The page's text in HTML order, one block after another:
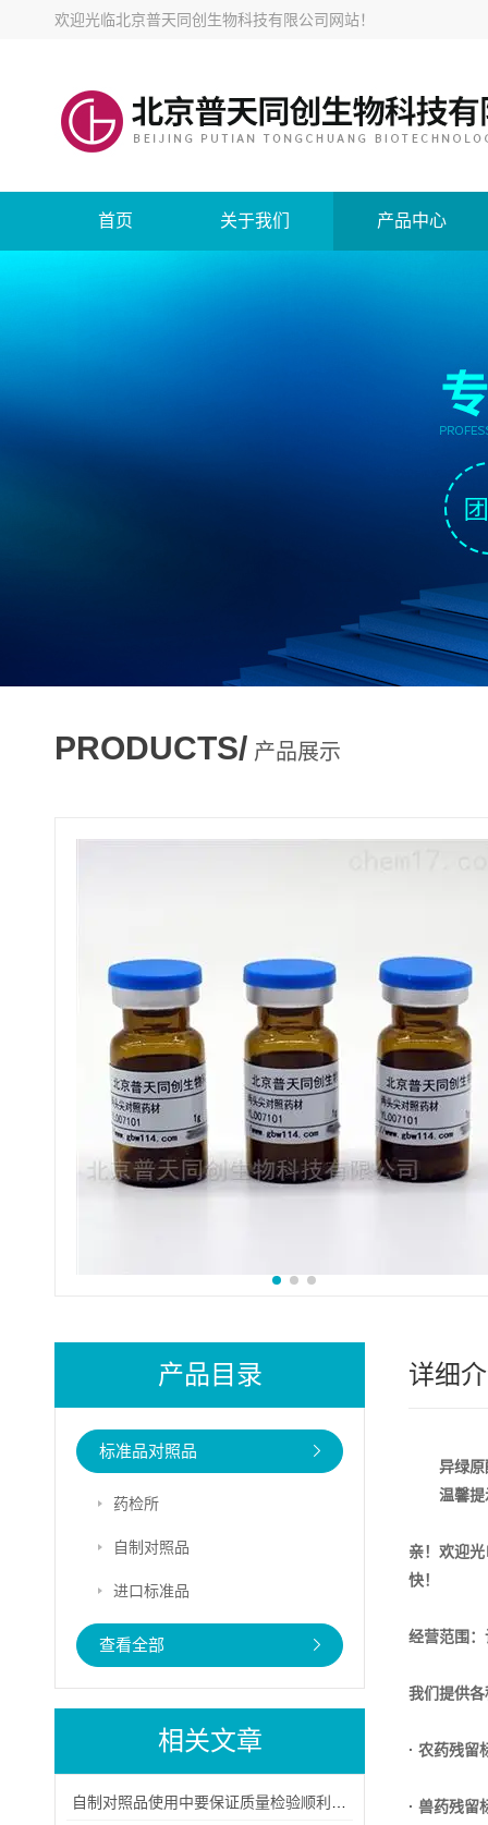
欢迎光临北京普天同创生物科技有限公司网站！
首页 关于我们 产品中心
PRODUCTS/ 产品展示
产品目录
标准品对照品
药检所
自制对照品
进口标准品
查看全部
相关文章
详细
异绿
温馨提
亲！欢迎
快！
经营范围
我们提供
· 农药残留
· 兽药残留